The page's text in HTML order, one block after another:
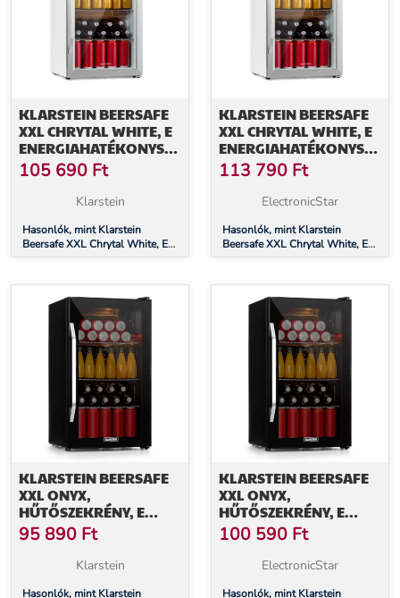
KLARSTEIN BEERSAFE
XXL CHRYTAL WHITE, E
ENERGIAHATÉKONYSÁGI
OSZTÁLY, LED, 3 FÉM
POLC, PANORÁMA
ÜVEGAJTÓ
105 690 Ft
Klarstein
Hasonlók, mint Klarstein
Beersafe XXL Chrytal White, E
energiahatékonysági osztály,
üvegajtó
KLARSTEIN BEERSAFE
XXL CHRYTAL WHITE, E
ENERGIAHATÉKONYSÁGI
OSZTÁLY, LED, 3 FÉM
POLC, PANORÁMA
ÜVEGAJTÓ
113 790 Ft
ElectronicStar
Hasonlók, mint Klarstein
Beersafe XXL Chrytal White, E
energiahatékonysági osztály,
üvegajtó
KLARSTEIN BEERSAFE
XXL ONYX,
HŰTŐSZEKRÉNY, E
ENERGIAHATÉKONYSÁGI
OSZTÁLY, LED, 3 FÉM
RÁCS, PANORÁMA
95 890 Ft
Klarstein
Hasonlók, mint Klarstein
KLARSTEIN BEERSAFE
XXL ONYX,
HŰTŐSZEKRÉNY, E
ENERGIAHATÉKONYSÁGI
OSZTÁLY, LED, 3 FÉM
RÁCS, PANORÁMA
100 590 Ft
ElectronicStar
Hasonlók, mint Klarstein